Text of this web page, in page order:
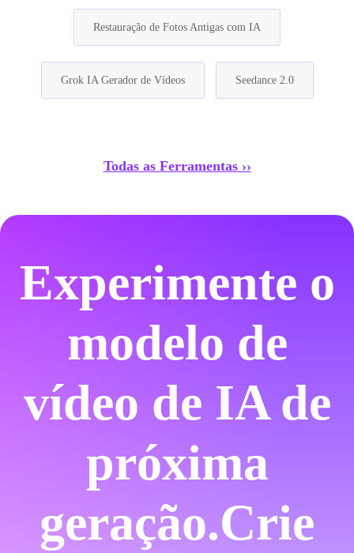
Restauração de Fotos Antigas com IA
Grok IA Gerador de Vídeos Seedance 2.0
Todas as Ferramentas ››
Experimente o
modelo de
vídeo de IA de
próxima
geração.Crie